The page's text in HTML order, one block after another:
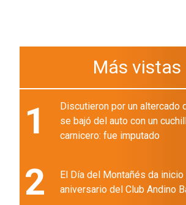
Más vistas
1
Discutieron por un altercado
se bajó del auto con un
carnicero: fue imputado
2
El Día del Montañés da
aniversario del Club Andino